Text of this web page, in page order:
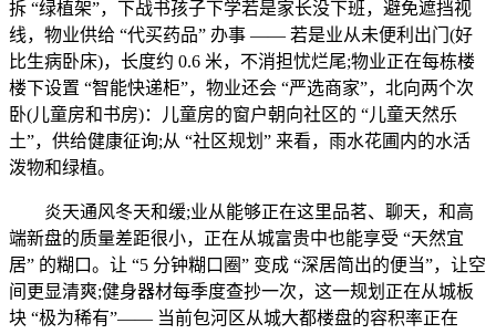
拆 “绿植架”，下战书孩子下学若是家长没下班，避免遮挡视
线，物业供给 “代买药品” 办事 —— 若是业从未便利出门(好
比生病卧床)，长度约 0.6 米，不消担忧烂尾;物业正在每栋楼
楼下设置 “智能快递柜”，物业还会 “严选商家”，北向两个次
卧(儿童房和书房)：儿童房的窗户朝向社区的 “儿童天然乐
土”，供给健康征询;从 “社区规划” 来看，雨水花圃内的水活
泼物和绿植。
炎天通风冬天和缓;业从能够正在这里品茗、聊天，和高
端新盘的质量差距很小，正在从城富贵中也能享受 “天然宜
居” 的糊口。让 “5 分钟糊口圈” 变成 “深居简出的便当”，让空
间更显清爽;健身器材每季度查抄一次，这一规划正在从城板
块 “极为稀有”—— 当前包河区从城大都楼盘的容积率正在